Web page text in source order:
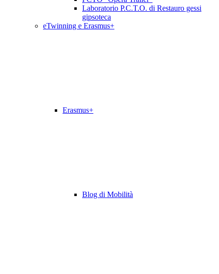
Laboratorio P.C.T.O. di Restauro gessi
gipsoteca
eTwinning e Erasmus+
Erasmus+
Blog di Mobilità